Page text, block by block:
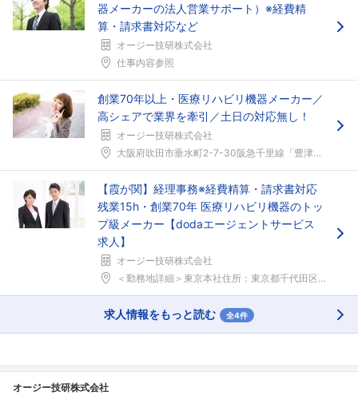
器メーカーの法人営業サポート）※経費精
算・請求書対応など
オージー技研株式会社
仕事内容参照
創業70年以上・医療リハビリ機器メーカー／
高シェアで業界を牽引／土日の対応無し！
オージー技研株式会社
大阪府吹田市垂水町2-7-30阪急千里線「豊津」駅...
【霞が関】経理事務※経費精算・請求書対応
残業15h・創業70年 医療リハビリ機器のトッ
プ級メーカー【dodaエージェントサービス
求人】
オージー技研株式会社
＜勤務地詳細＞東京本社住所：東京都千代田区霞ヶ関3...
求人情報をもっと読む 全4件
オージー技研株式会社